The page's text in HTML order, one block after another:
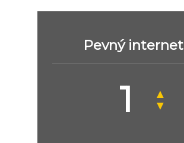
Pevný internet
▲
▼